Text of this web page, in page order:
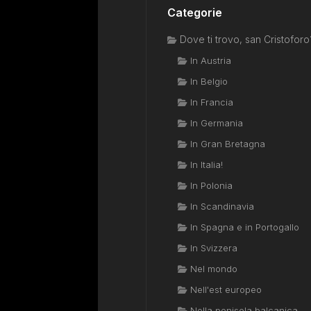
Categorie
Dove ti trovo, san
In Austria
In Belgio
In Francia
In Germania
In Gran Bretagna
In Italia!
In Polonia
In Scandinavia
In Spagna e in Portogallo
In Svizzera
Nel mondo
Nell'est europeo